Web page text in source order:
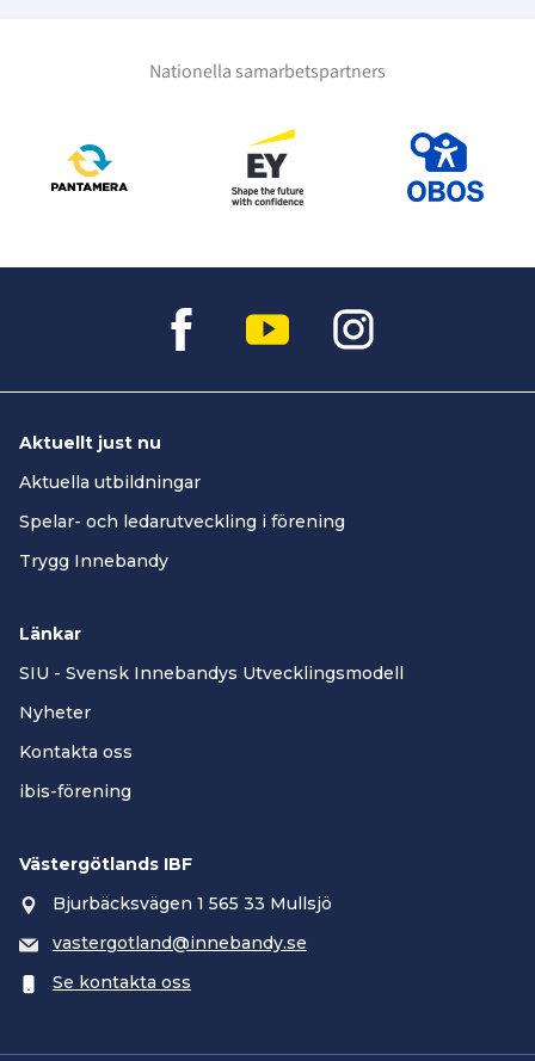
Nationella samarbetspartners
Aktuellt just nu
Aktuella utbildningar
Spelar- och ledarutveckling i förening
Trygg Innebandy
Länkar
SIU - Svensk Innebandys Utvecklingsmodell
Nyheter
Kontakta oss
ibis-förening
Västergötlands IBF
Bjurbäcksvägen 1 565 33 Mullsjö
vastergotland@innebandy.se
Se kontakta oss